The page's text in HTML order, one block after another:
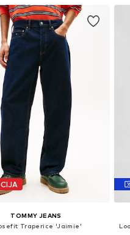
TOMMY JEANS
Traperice 'Jaimie'